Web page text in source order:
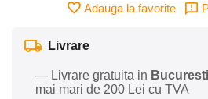
Adauga la favorite
Livrare
— Livrare gratuita in Bucuresti
mai mari de 200 Lei cu TVA